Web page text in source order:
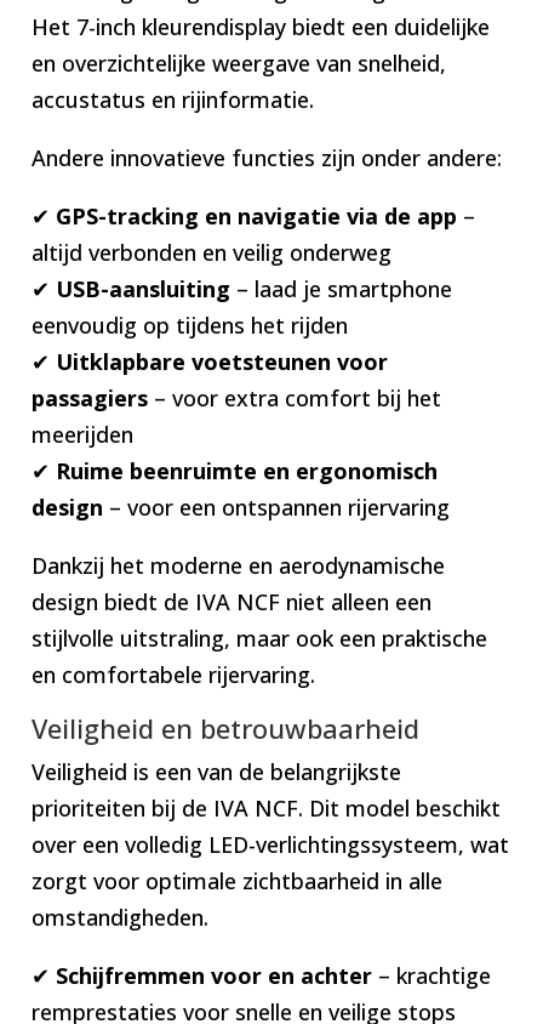
Het 7-inch kleurendisplay biedt een duidelijke
en overzichtelijke weergave van snelheid,
accustatus en rijinformatie.
Andere innovatieve functies zijn onder andere:
✔ GPS-tracking en navigatie via de app –
altijd verbonden en veilig onderweg
✔ USB-aansluiting – laad je smartphone
eenvoudig op tijdens het rijden
✔ Uitklapbare voetsteunen voor
passagiers – voor extra comfort bij het
meerijden
✔ Ruime beenruimte en ergonomisch
design – voor een ontspannen rijervaring
Dankzij het moderne en aerodynamische
design biedt de IVA NCF niet alleen een
stijlvolle uitstraling, maar ook een praktische
en comfortabele rijervaring.
Veiligheid en betrouwbaarheid
Veiligheid is een van de belangrijkste
prioriteiten bij de IVA NCF. Dit model beschikt
over een volledig LED-verlichtingssysteem, wat
zorgt voor optimale zichtbaarheid in alle
omstandigheden.
✔ Schijfremmen voor en achter – krachtige
remprestaties voor snelle en veilige stops